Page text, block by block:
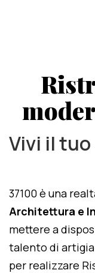
Vivi il tuo
37100 è una
Architettura e
mettere a
talento di
per realizzare